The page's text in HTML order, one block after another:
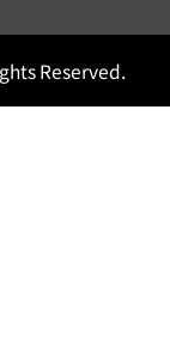
Reserved.